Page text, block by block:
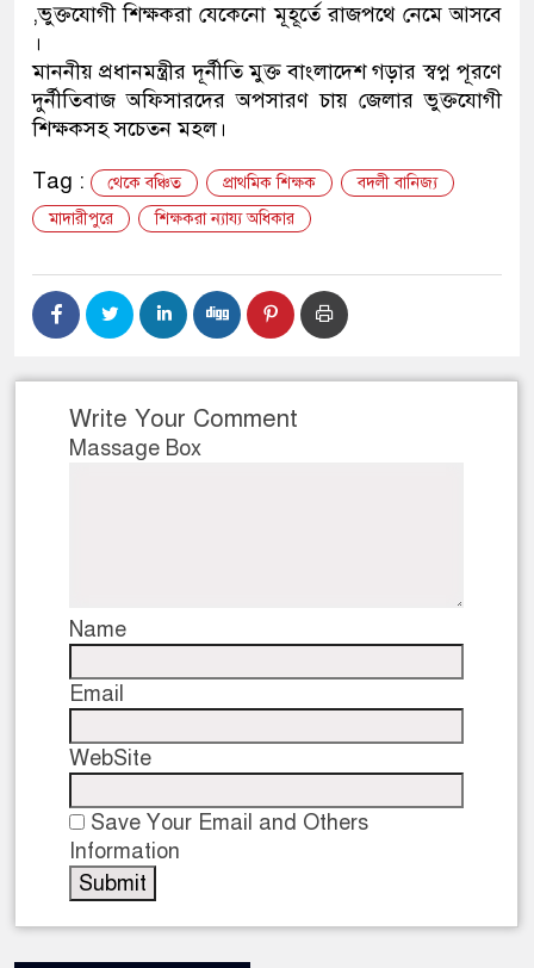
,ভুক্তযোগী শিক্ষকরা যেকেনো মূহূর্তে রাজপথে নেমে আসবে
।
মাননীয় প্রধানমন্ত্রীর দূর্নীতি মুক্ত বাংলাদেশ গড়ার স্বপ্ন পূরণে
দুর্নীতিবাজ অফিসারদের অপসারণ চায় জেলার ভুক্তযোগী
শিক্ষকসহ সচেতন মহল।
Tag :
থেকে বঞ্চিত প্রাথমিক শিক্ষক
বদলী বানিজ্য
মাদারীপুরে
শিক্ষকরা ন্যায্য অধিকার
Write Your Comment
Massage Box
Name
Email
WebSite
Save Your Email and Others
Information